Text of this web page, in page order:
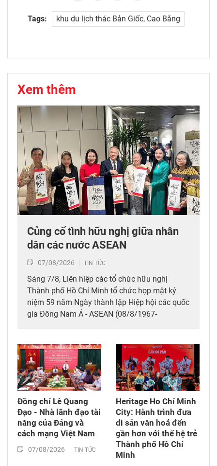
Tags: khu du lịch thác Bản Giốc, Cao Bằng
Xem thêm
Củng cố tình hữu nghị giữa nhân
dân các nước ASEAN
07/08/2026 TIN TỨC
Sáng 7/8, Liên hiệp các tổ chức hữu nghị
Thành phố Hồ Chí Minh tổ chức họp mặt kỷ
niệm 59 năm Ngày thành lập Hiệp hội các quốc
gia Đông Nam Á - ASEAN (08/8/1967-
Đồng chí Lê Quang
Đạo - Nhà lãnh đạo tài
năng của Đảng và
cách mạng Việt Nam​
07/08/2026 TIN TỨC
Heritage Ho Chí Minh
City: Hành trình đưa
di sản văn hoá đến
gần hơn với thế hệ trẻ
Thành phố Hồ Chí
Minh